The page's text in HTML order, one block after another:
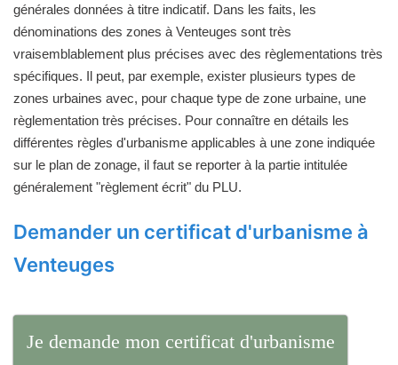
générales données à titre indicatif. Dans les faits, les
dénominations des zones à Venteuges sont très
vraisemblablement plus précises avec des règlementations très
spécifiques. Il peut, par exemple, exister plusieurs types de
zones urbaines avec, pour chaque type de zone urbaine, une
règlementation très précises. Pour connaître en détails les
différentes règles d'urbanisme applicables à une zone indiquée
sur le plan de zonage, il faut se reporter à la partie intitulée
généralement "règlement écrit" du PLU.
Demander un certificat d'urbanisme à
Venteuges
Je demande mon certificat d'urbanisme